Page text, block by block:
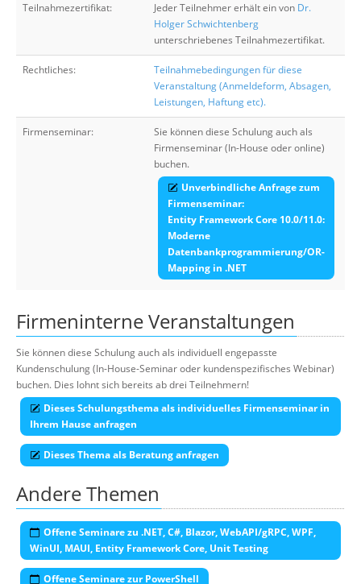
Teilnahmezertifikat: Jeder Teilnehmer erhält ein von Dr.
Holger Schwichtenberg
unterschriebenes Teilnahmezertifikat.
Rechtliches:
Teilnahmebedingungen für diese
Veranstaltung (Anmeldeform, Absagen,
Leistungen, Haftung etc).
Firmenseminar:
Sie können diese Schulung auch als
Firmenseminar (In-House oder online)
buchen.
Unverbindliche Anfrage zum
Firmenseminar:
Entity Framework Core 10.0/11.0:
Moderne
Datenbankprogrammierung/OR-
Mapping in .NET
Firmeninterne Veranstaltungen
Sie können diese Schulung auch als individuell engepasste
Kundenschulung (In-House-Seminar oder kundenspezifisches Webinar)
buchen. Dies lohnt sich bereits ab drei Teilnehmern!
Dieses Schulungsthema als individuelles Firmenseminar in
Ihrem Hause anfragen
Dieses Thema als Beratung anfragen
Andere Themen
Offene Seminare zu .NET, C#, Blazor, WebAPI/gRPC, WPF,
WinUI, MAUI, Entity Framework Core, Unit Testing
Offene Seminare zur PowerShell